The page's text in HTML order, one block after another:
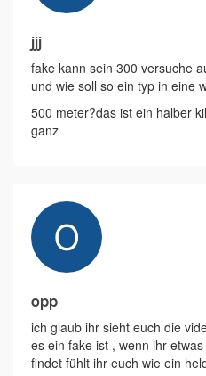
jjj
fake kann sein 300 versuche
und wie soll so ein typ in eine
500 meter?das ist ein halber
ganz
opp
ich glaub ihr sieht euch die
es ein fake ist , wenn ihr
findet fühlt ihr euch wie ein